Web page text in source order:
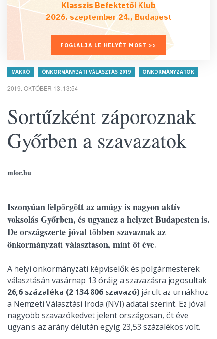
Klasszis Befektetői Klub
2026. szeptember 24., Budapest
FOGLALJA LE HELYÉT MOST >>
MAKRÓ ÖNKORMÁNYZATI VÁLASZTÁS 2019 ÖNKORMÁNYZATOK
2019. OKTÓBER 13. 13:54
Sortűzként záporoznak
Győrben a szavazatok
mfor.hu
Iszonyúan felpörgött az amúgy is nagyon aktív
voksolás Győrben, és ugyanez a helyzet Budapesten is.
De országszerte jóval többen szavaznak az
önkormányzati választáson, mint öt éve.
A helyi önkormányzati képviselők és polgármesterek
választásán vasárnap 13 óráig a szavazásra jogosultak
26,6 százaléka (2 134 806 szavazó) járult az urnákhoz
a Nemzeti Választási Iroda (NVI) adatai szerint. Ez jóval
nagyobb szavazókedvet jelent országosan, öt éve
ugyanis az arány délután egyig 23,53 százalékos volt.